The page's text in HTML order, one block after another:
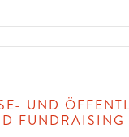
UND
FUNDRAISING